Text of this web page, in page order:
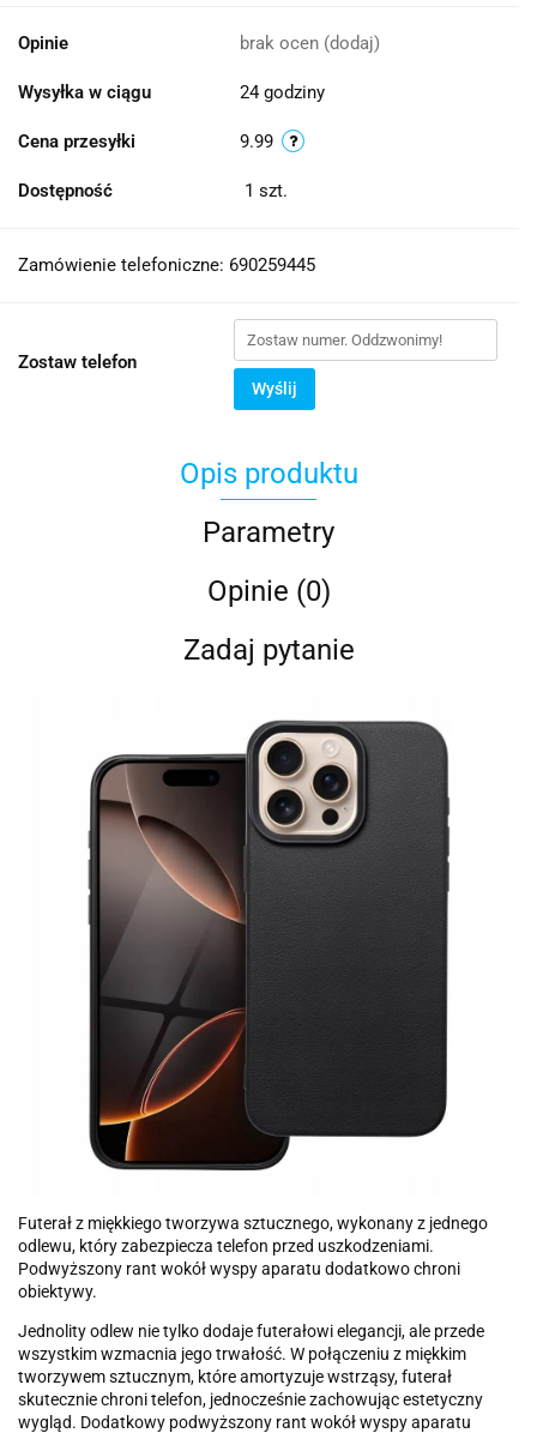
Opinie brak ocen (dodaj)
Wysyłka w ciągu 24 godziny
Cena przesyłki 9.99
Dostępność 1 szt.
Zamówienie telefoniczne: 690259445
Zostaw telefon
Wyślij
Opis produktu
Parametry
Opinie (0)
Zadaj pytanie
Futerał z miękkiego tworzywa sztucznego, wykonany z jednego
odlewu, który zabezpiecza telefon przed uszkodzeniami.
Podwyższony rant wokół wyspy aparatu dodatkowo chroni
obiektywy.
Jednolity odlew nie tylko dodaje futerałowi elegancji, ale przede
wszystkim wzmacnia jego trwałość. W połączeniu z miękkim
tworzywem sztucznym, które amortyzuje wstrząsy, futerał
skutecznie chroni telefon, jednocześnie zachowując estetyczny
wygląd. Dodatkowy podwyższony rant wokół wyspy aparatu